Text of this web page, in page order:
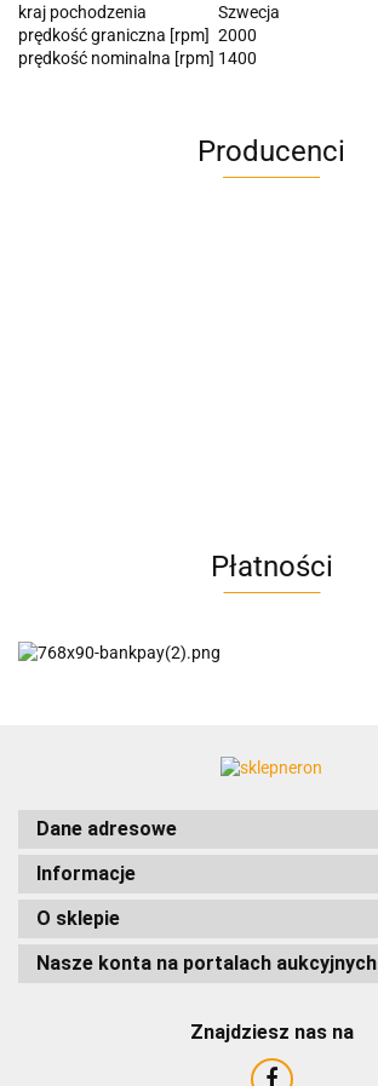
kraj pochodzenia
Szwecja
prędkość graniczna [rpm] 2000
prędkość nominalna [rpm] 1400
Producenci
AC EasyLine
Płatności
Dane adresowe
Informacje
O sklepie
Nasze konta na portalach aukcyjnych
Znajdziesz nas na